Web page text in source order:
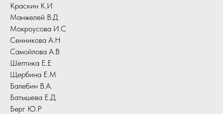
Краскин К.И
Манжелей В.Д
Мокроусова И.С
Сенникова А.Н
Самойлова А.В
Шептика Е.Е
Щербина Е.М
Балебин В.А.
Батышева Е.Д
Берг Ю.Р